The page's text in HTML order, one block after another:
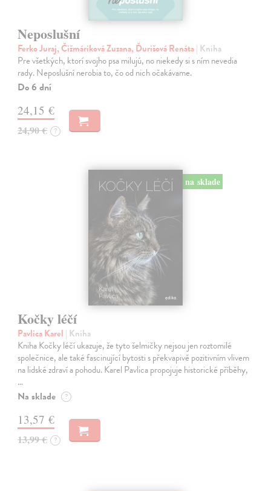
Neposlušní
Ferko Juraj, Čižmáriková Zuzana, Ďurišová Renáta| Kniha
Pre všetkých, ktorí svojho psa milujú, no niekedy si s ním nevedia
rady. Neposlušní nerobia to, čo od nich očakávame.
Do 6 dní
24,15 €
24,90 € ?
na sklade
Kočky léčí
Pavlica Karel | Kniha
Kniha Kočky léčí ukazuje, že tyto šelmičky nejsou jen roztomilé
společnice, ale také fascinující bytosti s překvapivě pozitivním vlivem
na lidské zdraví a pohodu. Karel Pavlica propojuje historické příběhy,
…
Na sklade ?
13,57 €
13,99 € ?